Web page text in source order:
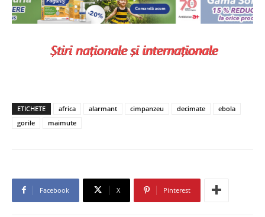
ETICHETE africa alarmant cimpanzeu decimate
ebola
gorile
maimute
Facebook X Pinterest